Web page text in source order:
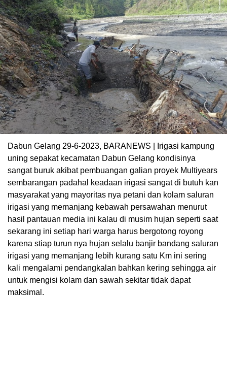
Dabun Gelang 29-6-2023, BARANEWS | Irigasi kampung
uning sepakat kecamatan Dabun Gelang kondisinya
sangat buruk akibat pembuangan galian proyek Multiyears
sembarangan padahal keadaan irigasi sangat di butuh kan
masyarakat yang mayoritas nya petani dan kolam saluran
irigasi yang memanjang kebawah persawahan menurut
hasil pantauan media ini kalau di musim hujan seperti saat
sekarang ini setiap hari warga harus bergotong royong
karena stiap turun nya hujan selalu banjir bandang saluran
irigasi yang memanjang lebih kurang satu Km ini sering
kali mengalami pendangkalan bahkan kering sehingga air
untuk mengisi kolam dan sawah sekitar tidak dapat
maksimal.